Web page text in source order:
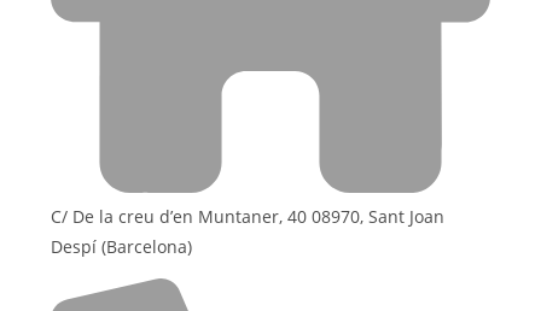
C/ De la creu d’en Muntaner, 40 08970, Sant Joan
Despí (Barcelona)